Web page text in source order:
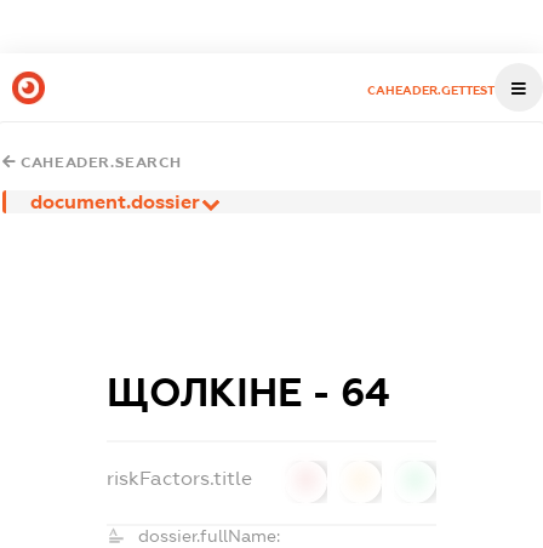
CAHEADER.GETTEST
CAHEADER.SEARCH
document.dossier
ЩОЛКІНЕ - 64
riskFactors.title
dossier.fullName: